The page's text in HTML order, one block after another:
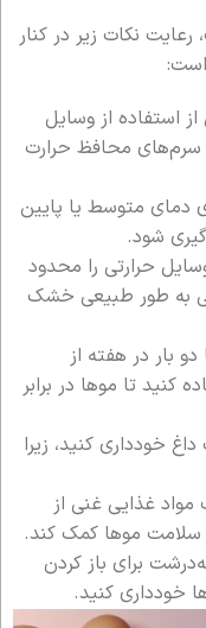
نکات زیر در کنار
استفاده از وسایل
سرم‌های محافظ حرارت
دمای متوسط یا پایین
شود.
حرارتی را محدود
به طور طبیعی خشک
بار در هفته از
تا موها در برابر
خودداری کنید، زیرا
غذایی غنی از
سلامت موها کمک کند.
برای باز کردن
خودداری کنید.